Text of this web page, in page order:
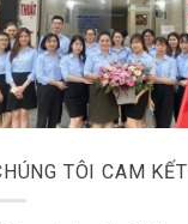
TÔI CAM KẾT